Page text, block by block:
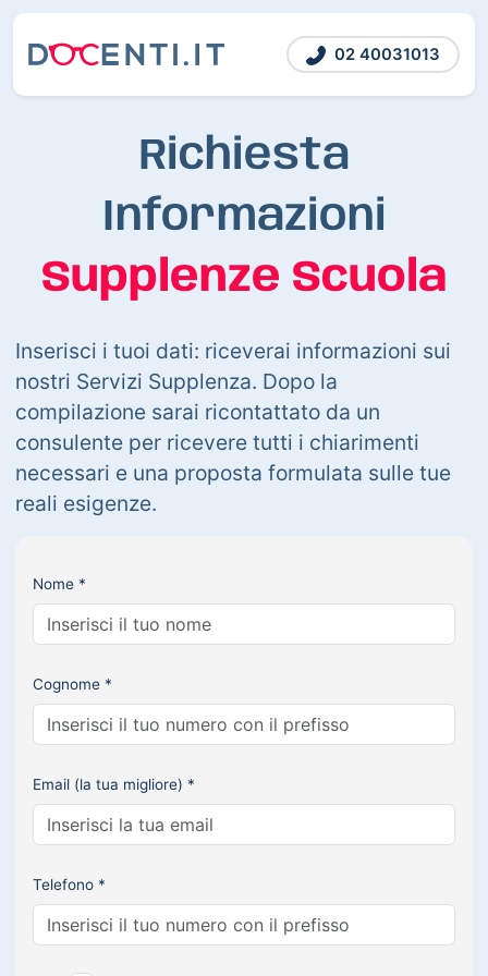
02 40031013
Richiesta
Informazioni
Supplenze Scuola
Inserisci i tuoi dati: riceverai informazioni sui
nostri Servizi Supplenza. Dopo la
compilazione sarai ricontattato da un
consulente per ricevere tutti i chiarimenti
necessari e una proposta formulata sulle tue
reali esigenze.
Nome *
Cognome *
Email (la tua migliore) *
Telefono *